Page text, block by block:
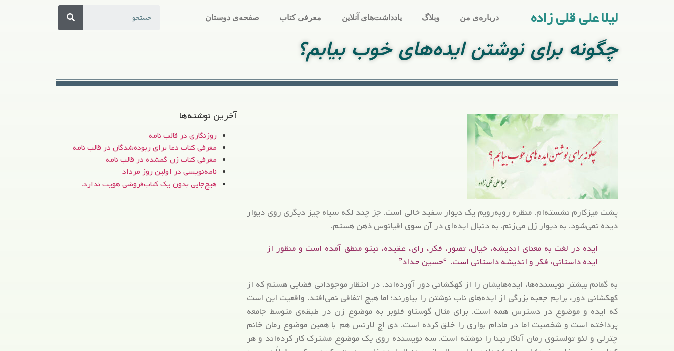
لیلا علی قلی زاده درباره‌ی من وبلاگ یادداشت‌های آنلاین معرفی کتاب صفحه‌ی دوستان
چگونه برای نوشتن ایده‌های خوب بیابم؟
پشت میزکارم نشسته‌ام. منظره روبه‌رویم یک دیوار سفید خالی است. جز چند لکه سیاه چیز دیگری روی دیوار
دیده نمی‌شود. به دیوار زل می‌زنم. به دنبال ایده‌ای در آن سوی اقیانوس ذهن هستم.
ایده در لغت به معنای اندیشه، خیال، تصور، فکر، رای، عقیده، نیتو منطق آمده است و منظور از
ایده داستانی، فکر و اندیشه داستانی است. “حسین حداد”
به گمانم بیشتر نویسنده‌ها، ایده‌هایشان را از کهکشانی دور آورده‌اند. در انتظار موجوداتی فضایی هستم که از
کهکشانی دور، برایم جعبه بزرگی از ایده‌های ناب نوشتن را بیاورند؛ اما هیچ اتفاقی نمی‌افتد. واقعیت این است
که ایده و موضوع در دسترس همه است. برای مثال گوستاو فلوبر به موضوع زن در طبقه‌ی متوسط جامعه
پرداخته است و شخصیت اما در مادام بواری را خلق کرده است. دی اچ لارنس هم با همین موضوع رمان خانم
چترلی و لئو تولستوی رمان آناکارنینا را نوشته است. سه نویسنده روی یک موضوع مشترک کار کرده‌اند و هر
آخرین نوشته‌ها
روزنگاری در قالب نامه
معرفی کتاب دعا برای ربوده‌شدگان در قالب نامه
معرفی کتاب زن‌ گمشده در قالب نامه
نامه‌نویسی در اولین روز مرداد
هیچ‌جایی بدون یک کتاب‌فروشی هویت ندارد.